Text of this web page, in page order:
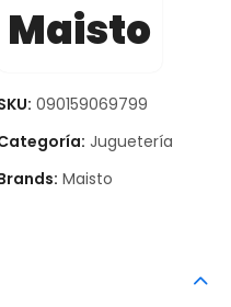
Maisto
090159069799
Juguetería
Maisto